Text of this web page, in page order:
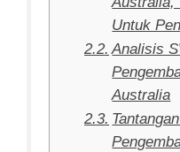
Untuk
Analisis
Australia